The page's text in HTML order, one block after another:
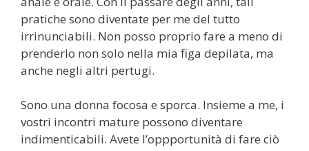
pratiche sono diventate per me del tutto
irrinunciabili. Non posso proprio fare a meno di
prenderlo non solo nella mia figa depilata, ma
anche negli altri pertugi.
Sono una donna focosa e sporca. Insieme a me, i
vostri incontri mature possono diventare
indimenticabili. Avete l’oppportunità di fare ciò